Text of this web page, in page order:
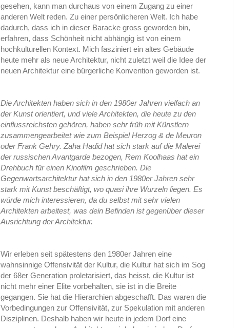
gesehen, kann man durchaus von einem Zugang zu einer
anderen Welt reden. Zu einer persönlicheren Welt. Ich habe
dadurch, dass ich in dieser Baracke gross geworden bin,
erfahren, dass Schönheit nicht abhängig ist von einem
hochkulturellen Kontext. Mich fasziniert ein altes Gebäude
heute mehr als neue Architektur, nicht zuletzt weil die Idee der
neuen Architektur eine bürgerliche Konvention geworden ist.
Die Architekten haben sich in den 1980er Jahren vielfach an
der Kunst orientiert, und viele Architekten, die heute zu den
einflussreichsten gehören, haben sehr früh mit Künstlern
zusammengearbeitet wie zum Beispiel Herzog & de Meuron
oder Frank Gehry. Zaha Hadid hat sich stark auf die Malerei
der russischen Avantgarde bezogen, Rem Koolhaas hat ein
Drehbuch für einen Kinofilm geschrieben. Die
Gegenwartsarchitektur hat sich in den 1980er Jahren sehr
stark mit Kunst beschäftigt, wo quasi ihre Wurzeln liegen. Es
würde mich interessieren, da du selbst mit sehr vielen
Architekten arbeitest, was dein Befinden ist gegenüber dieser
Ausrichtung der Architektur.
Wir erleben seit spätestens den 1980er Jahren eine
wahnsinnige Offensivität der Kultur, die Kultur hat sich im Sog
der 68er Generation proletarisiert, das heisst, die Kultur ist
nicht mehr einer Elite vorbehalten, sie ist in die Breite
gegangen. Sie hat die Hierarchien abgeschafft. Das waren die
Vorbedingungen zur Offensivität, zur Spekulation mit anderen
Disziplinen. Deshalb haben wir heute in jedem Dorf eine